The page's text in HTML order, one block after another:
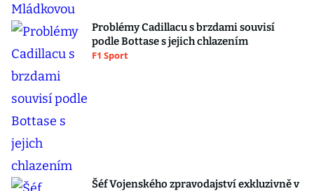
Problémy Cadillacu s brzdami souvisí
podle Bottase s jejich chlazením
F1 Sport
Šéf Vojenského zpravodajství exkluzivně v